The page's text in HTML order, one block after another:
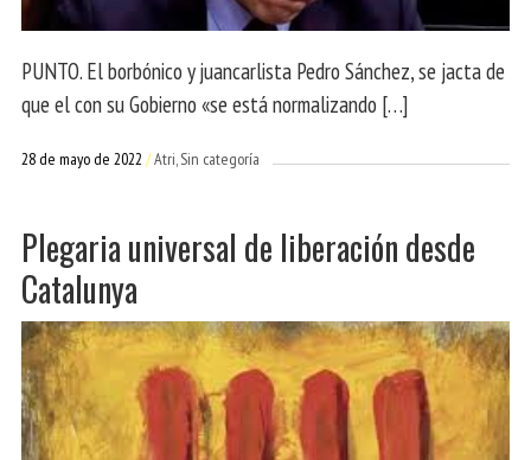
PUNTO. El borbónico y juancarlista Pedro Sánchez, se jacta de
que el con su Gobierno «se está normalizando […]
28 de mayo de 2022 Atri Sin categoría
Plegaria universal de liberación desde
Catalunya